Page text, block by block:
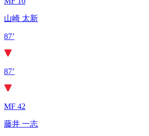
山崎 太新
87’
87’
MF 42
藤井 一志